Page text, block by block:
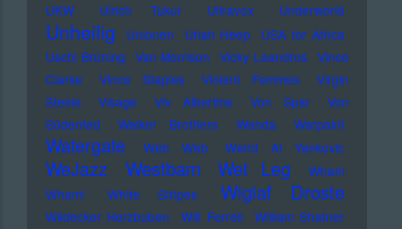
UKW Ulrich Tukur Ultravox Underworld
Unheilig Unionen Uriah Heep
USA for Africa
Uschi Brüning Van Morrison Vicky Leandros Vince
Clarke
Vince Staples Violent Femmes
Virgin
Steele
Visage Viv Albertine Von Spar
Von
Südenfed
Walker Brothers Wanda Warpaint
Watergate Web Web Weird Al Yankovic
WeJazz Westbam Wet Leg
Wham
Wham!
White Stripes Wiglaf Droste
Wildecker Herzbuben Will Ferrell
William Shatner